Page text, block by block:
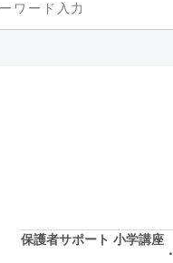
保護者サポート 小学講座